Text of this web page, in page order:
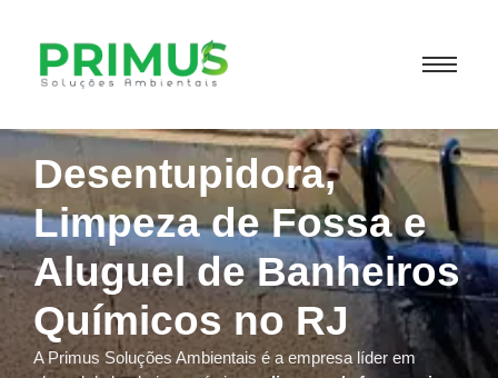
Desentupidora,
Limpeza de Fossa e
Aluguel de Banheiros
Químicos no RJ
A Primus Soluções Ambientais é a empresa líder em